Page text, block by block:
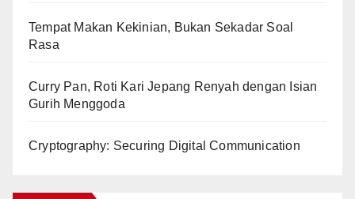
Tempat Makan Kekinian, Bukan Sekadar Soal
Rasa
Curry Pan, Roti Kari Jepang Renyah dengan Isian
Gurih Menggoda
Cryptography: Securing Digital Communication